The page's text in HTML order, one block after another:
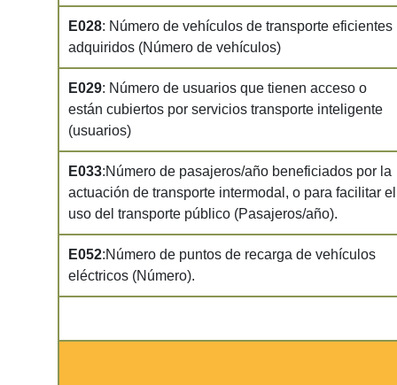
E028: Número de vehículos de transporte eficientes
adquiridos (Número de vehículos)
E029: Número de usuarios que tienen acceso o
están cubiertos por servicios transporte inteligente
(usuarios)
E033:Número de pasajeros/año beneficiados por la
actuación de transporte intermodal, o para facilitar el
uso del transporte público (Pasajeros/año).
E052:Número de puntos de recarga de vehículos
eléctricos (Número).